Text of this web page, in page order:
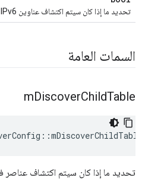
تحديد ما إذا كان سيتم اكتشاف عناوين IPv6 لكل موجه من الموجهات.
السمات العامة
mDiscoverChildTable
::mDiscoverChildTable
تحديد ما إذا كان سيتم اكتشاف عناصر